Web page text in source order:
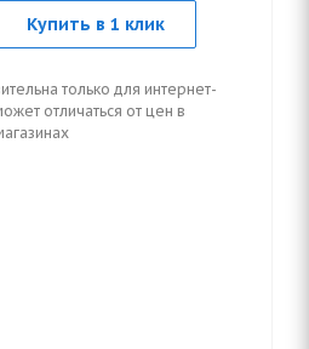
Купить в 1 клик
только для интернет-
отличаться от цен в